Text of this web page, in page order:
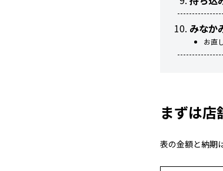
みなか
お直
まずは
表の金額と納期